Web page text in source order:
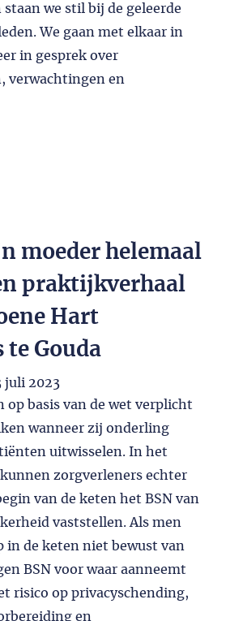
we stil bij de geleerde
We gaan met elkaar in
in gesprek over
verwachtingen en
moeder helemaal
praktijkverhaal
Hart
te Gouda
juli 2023
op basis van de wet verplicht
wanneer zij onderling
uitwisselen. In het
zorgverleners echter
van de keten het BSN van
vaststellen. Als men
in de keten niet bewust van
BSN voor waar aanneemt
risico op privacyschending,
en